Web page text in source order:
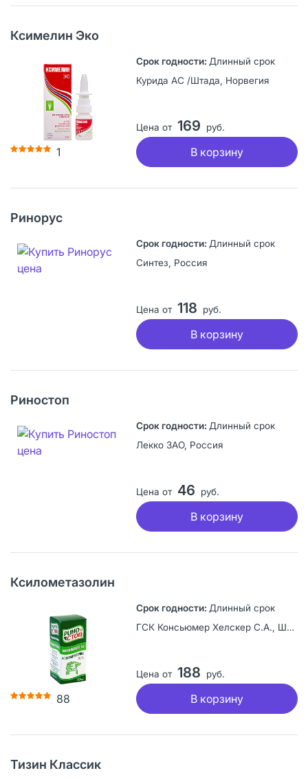
Ксимелин Эко
1
Длинный срок
Курида АС /Штада, Норвегия
Цена от 169 руб.
В корзину
Ринорус
Длинный срок
Синтез, Россия
Цена от 118 руб.
В корзину
Риностоп
Длинный срок
Лекко ЗАО, Россия
Цена от 46 руб.
В корзину
Ксилометазолин
88
Длинный срок
ГСК Консьюмер Хелскер С.А., Швейцария
Цена от 188 руб.
В корзину
Тизин Классик